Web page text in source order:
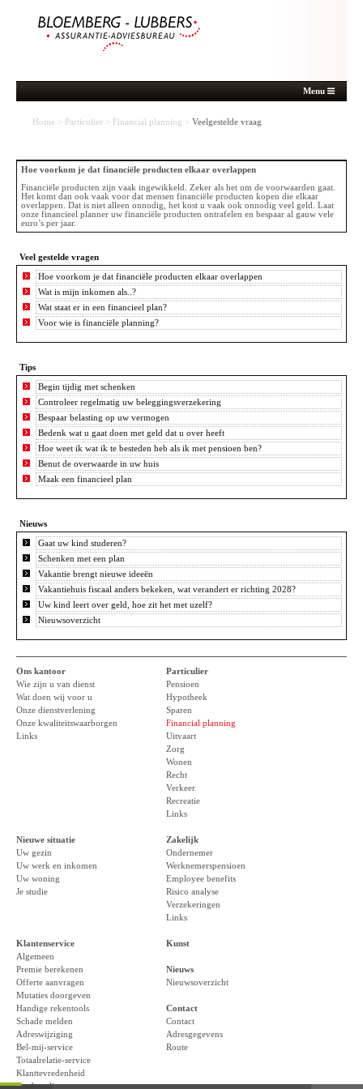
Menu
Home > Particulier > Financial planning > Veelgestelde vraag
Hoe voorkom je dat financiële producten elkaar overlappen
Financiële producten zijn vaak ingewikkeld. Zeker als het om de voorwaarden gaat.
Het komt dan ook vaak voor dat mensen financiële producten kopen die elkaar
overlappen. Dat is niet alleen onnodig, het kost u vaak ook onnodig veel geld. Laat
onze financieel planner uw financiële producten ontrafelen en bespaar al gauw vele
euro’s per jaar.
Veel gestelde vragen
Hoe voorkom je dat financiële producten elkaar overlappen
Wat is mijn inkomen als..?
Wat staat er in een financieel plan?
Voor wie is financiële planning?
Tips
Begin tijdig met schenken
Controleer regelmatig uw beleggingsverzekering
Bespaar belasting op uw vermogen
Bedenk wat u gaat doen met geld dat u over heeft
Hoe weet ik wat ik te besteden heb als ik met pensioen ben?
Benut de overwaarde in uw huis
Maak een financieel plan
Nieuws
Gaat uw kind studeren?
Schenken met een plan
Vakantie brengt nieuwe ideeën
Vakantiehuis fiscaal anders bekeken, wat verandert er richting 2028?
Uw kind leert over geld, hoe zit het met uzelf?
Nieuwsoverzicht
Ons kantoor
Wie zijn u van dienst
Wat doen wij voor u
Onze dienstverlening
Onze kwaliteitswaarborgen
Links
Particulier
Pensioen
Hypotheek
Sparen
Financial planning
Uitvaart
Zorg
Wonen
Recht
Verkeer
Recreatie
Links
Nieuwe situatie
Uw gezin
Uw werk en inkomen
Uw woning
Je studie
Zakelijk
Ondernemer
Werknemerspensioen
Employee benefits
Risico analyse
Verzekeringen
Links
Klantenservice
Algemeen
Premie berekenen
Offerte aanvragen
Mutaties doorgeven
Handige rekentools
Schade melden
Adreswijziging
Bel-mij-service
Totaalrelatie-service
Klanttevredenheid
Aanbeveling
Kunst
Nieuws
Nieuwsoverzicht
Contact
Contact
Adresgegevens
Route